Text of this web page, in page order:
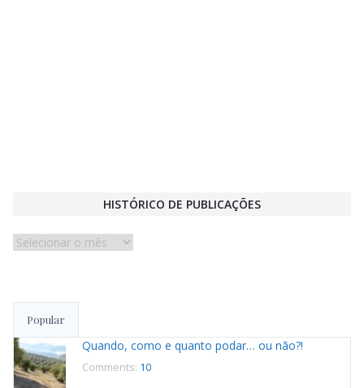
HISTÓRICO DE PUBLICAÇÕES
Histórico
Popular
Quando, como e quanto podar… ou não?!
Comments: 10